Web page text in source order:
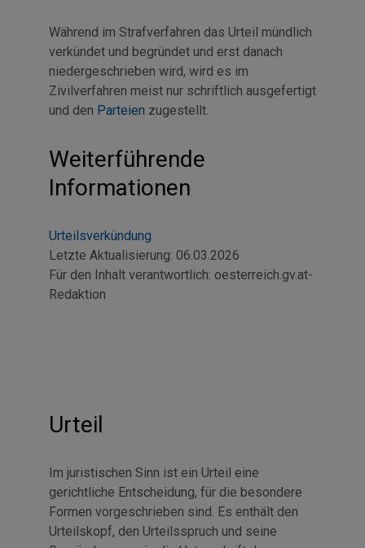
Während im Strafverfahren das Urteil mündlich
verkündet und begründet und erst danach
niedergeschrieben wird, wird es im
Zivilverfahren meist nur schriftlich ausgefertigt
und den Parteien zugestellt.
Weiterführende
Informationen
Urteilsverkündung
Letzte Aktualisierung: 06.03.2026
Für den Inhalt verantwortlich: oesterreich.gv.at-
Redaktion
Urteil
Im juristischen Sinn ist ein Urteil eine
gerichtliche Entscheidung, für die besondere
Formen vorgeschrieben sind. Es enthält den
Urteilskopf, den Urteilsspruch und seine